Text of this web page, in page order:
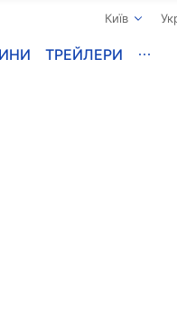
Київ
ТРЕЙЛЕРИ